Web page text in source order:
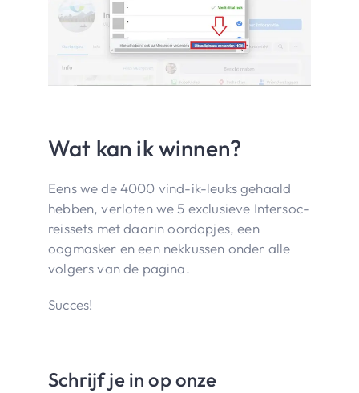
Wat kan ik winnen?
Eens we de 4000 vind-ik-leuks gehaald
hebben, verloten we 5 exclusieve Intersoc-
reissets met daarin oordopjes, een
oogmasker en een nekkussen onder alle
volgers van de pagina.
Succes!
Schrijf je in op onze